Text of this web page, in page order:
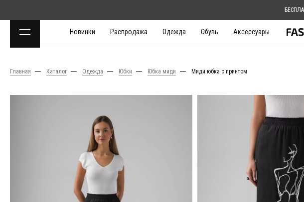
Новинки Распродажа Одежда Обувь Аксессуары
Главная Каталог Одежда Юбки Юбка миди Миди юбка с принтом